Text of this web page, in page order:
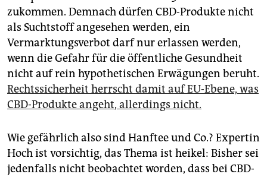
zukommen. Demnach dürfen CBD-Produkte nicht
als Suchtstoff angesehen werden, ein
Vermarktungsverbot darf nur erlassen werden,
wenn die Gefahr für die öffentliche Gesundheit
nicht auf rein hypothetischen Erwägungen beruht.
Rechtssicherheit herrscht damit auf EU-Ebene, was
CBD-Produkte angeht, allerdings nicht.
Wie gefährlich also sind Hanftee und Co.? Expertin
Hoch ist vorsichtig, das Thema ist heikel: Bisher sei
jedenfalls nicht beobachtet worden, dass bei CBD-